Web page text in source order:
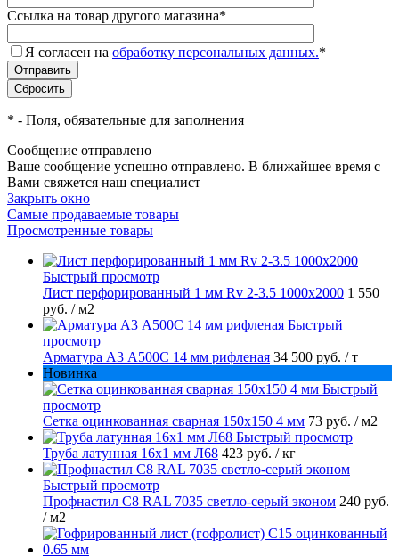
Ссылка на товар другого магазина*
Я согласен на обработку персональных данных.*
* - Поля, обязательные для заполнения
Сообщение отправлено
Ваше сообщение успешно отправлено. В ближайшее время с
Вами свяжется наш специалист
Закрыть окно
Самые продаваемые товары
Просмотренные товары
Быстрый просмотр
Лист перфорированный 1 мм Rv 2-3.5 1000х2000 1 550
руб. / м2
Быстрый
просмотр
Арматура А3 А500С 14 мм рифленая 34 500 руб. / т
Новинка
Быстрый
просмотр
Сетка оцинкованная сварная 150х150 4 мм 73 руб. / м2
Быстрый просмотр
Труба латунная 16х1 мм Л68 423 руб. / кг
Быстрый просмотр
Профнастил С8 RAL 7035 светло-серый эконом 240 руб.
/ м2